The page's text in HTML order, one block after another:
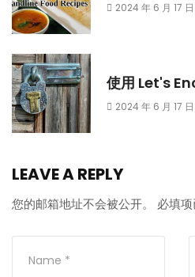
2024 年 6 月 17 日
使用 Let's
2024 年 6 月 17 日
LEAVE A REPLY
您的邮箱地址不会被公开。 必填